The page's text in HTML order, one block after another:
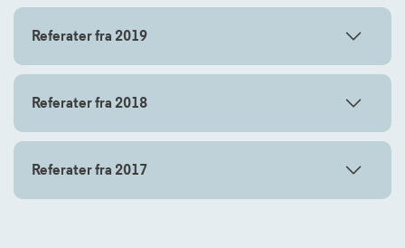
Referater fra 2019
Referater fra 2018
Referater fra 2017